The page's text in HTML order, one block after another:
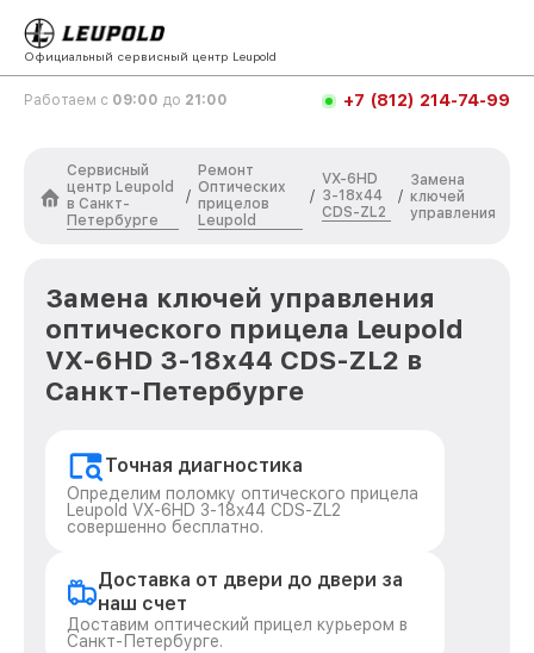
Официальный сервисный центр Leupold
Работаем с 09:00 до 21:00 +7 (812) 214-74-99
Сервисный
центр Leupold
в Санкт-
Петербурге
/
Ремонт
Оптических
прицелов
Leupold
/
VX-6HD
3-18x44
CDS-ZL2
/
Замена
ключей
управления
Замена ключей управления
оптического прицела Leupold
VX-6HD 3-18x44 CDS-ZL2 в
Санкт-Петербурге
Точная диагностика
Определим поломку оптического прицела
Leupold VX-6HD 3-18x44 CDS-ZL2
совершенно бесплатно.
Доставка от двери до двери за
наш счет
Доставим оптический прицел курьером в
Санкт-Петербурге.